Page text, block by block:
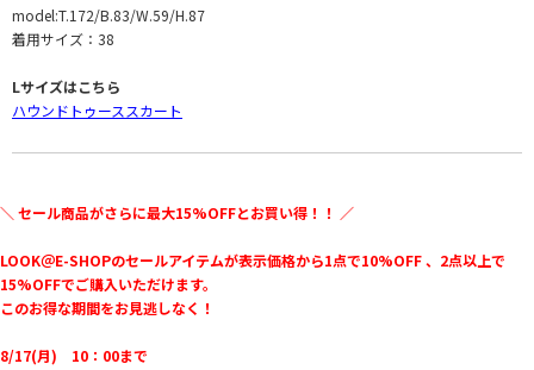
model:T.172/B.83/W.59/H.87
着用サイズ：38
Lサイズはこちら
ハウンドトゥーススカート
＼ セール商品がさらに最大15%OFFとお買い得！！ ／
LOOK＠E-SHOPのセールアイテムが表示価格から1点で10%OFF 、2点以上で
15%OFFでご購入いただけます。
このお得な期間をお見逃しなく！
8/17(月) 10：00まで